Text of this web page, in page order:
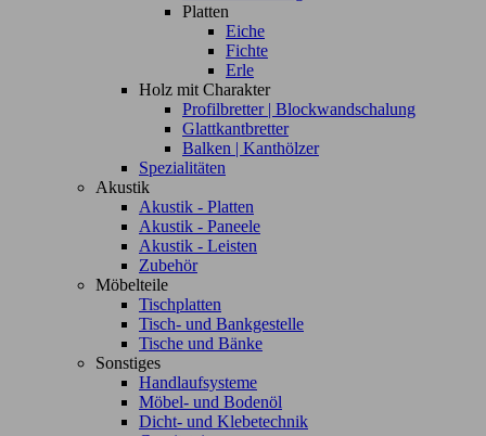
Platten
Eiche
Fichte
Erle
Holz mit Charakter
Profilbretter | Blockwandschalung
Glattkantbretter
Balken | Kanthölzer
Spezialitäten
Akustik
Akustik - Platten
Akustik - Paneele
Akustik - Leisten
Zubehör
Möbelteile
Tischplatten
Tisch- und Bankgestelle
Tische und Bänke
Sonstiges
Handlaufsysteme
Möbel- und Bodenöl
Dicht- und Klebetechnik